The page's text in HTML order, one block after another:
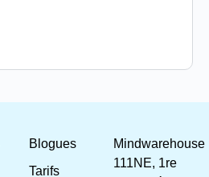
Blogues
Tarifs
Mindwarehouse
111NE, 1re